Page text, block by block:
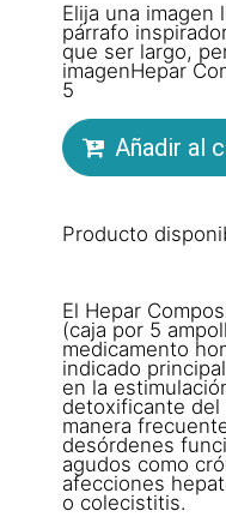
Elija una imagen
párrafo
que ser largo,
imagenHepar
5
Añadir al
Producto
El Hepar
(caja por 5
medicamento
indicado
en la
detoxificante del
manera
desórdenes
agudos como
afecciones
o colecistitis.